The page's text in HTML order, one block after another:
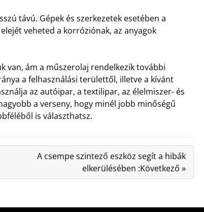
távú. Gépek és szerkezetek esetében a
veheted a korróziónak, az anyagok
van, ám a műszerolaj rendelkezik további
a felhasználási területtől, illetve a kívánt
az autóipar, a textilipar, az élelmiszer- és
a verseny, hogy minél jobb minőségű
is választhatsz.
A csempe szintező eszköz segít a hibák
elkerülésében :Következő »